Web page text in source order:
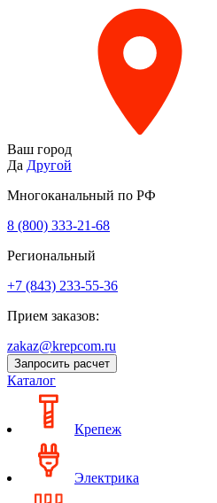
Ваш город
Да Другой
Многоканальный по РФ
8 (800) 333‑21-68
Региональный
+7 (843) 233-55-36
Прием заказов:
zakaz@krepcom.ru
Запросить расчет
Каталог
Крепеж
Электрика